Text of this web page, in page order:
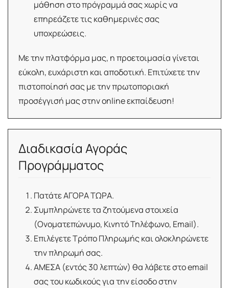
μάθηση στο πρόγραμμά σας χωρίς να
επηρεάζετε τις καθημερινές σας
υποχρεώσεις.
Με την πλατφόρμα μας, η προετοιμασία γίνεται
εύκολη, ευχάριστη και αποδοτική. Επιτύχετε την
πιστοποίησή σας με την πρωτοποριακή
προσέγγισή μας στην online εκπαίδευση!
Διαδικασία Αγοράς
Προγράμματος
Πατάτε ΑΓΟΡΑ ΤΩΡΑ.
Συμπληρώνετε τα ζητούμενα στοιχεία
(Ονοματεπώνυμο, Κινητό Τηλέφωνο, Email).
Επιλέγετε Τρόπο Πληρωμής και ολοκληρώνετε
την πληρωμή σας.
ΑΜΕΣΑ (εντός 30 λεπτών) θα λάβετε στο email
σας του κωδικούς για την είσοδο στην